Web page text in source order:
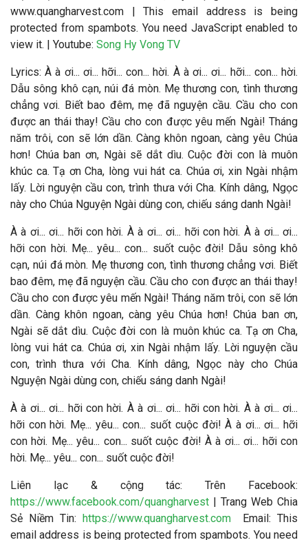
www.quangharvest.com |This email address is being
protected from spambots. You need JavaScript enabled to
view it. | Youtube: Song Hy Vong TV
Lyrics: À à ơi... ơi... hỡi... con... hời. À à ơi... ơi... hỡi... con... hời.
Dẫu sông khô cạn, núi đá mòn. Mẹ thương con, tình thương
chẳng vơi. Biết bao đêm, mẹ đã nguyện cầu. Cầu cho con
được an thái thay! Cầu cho con được yêu mến Ngài! Tháng
năm trôi, con sẽ lớn dần. Càng khôn ngoan, càng yêu Chúa
hơn! Chúa ban ơn, Ngài sẽ dắt dìu. Cuộc đời con là muôn
khúc ca. Tạ ơn Cha, lòng vui hát ca. Chúa ơi, xin Ngài nhậm
lấy. Lời nguyện cầu con, trình thưa với Cha. Kính dâng, Ngọc
này cho Chúa Nguyện Ngài dùng con, chiếu sáng danh Ngài!
À à ơi... ơi... hỡi con hời. À à ơi... ơi... hỡi con hời. À à ơi... ơi...
hỡi con hời. Mẹ... yêu... con... suốt cuộc đời! Dẫu sông khô
cạn, núi đá mòn. Mẹ thương con, tình thương chẳng vơi. Biết
bao đêm, mẹ đã nguyện cầu. Cầu cho con được an thái thay!
Cầu cho con được yêu mến Ngài! Tháng năm trôi, con sẽ lớn
dần. Càng khôn ngoan, càng yêu Chúa hơn! Chúa ban ơn,
Ngài sẽ dắt dìu. Cuộc đời con là muôn khúc ca. Tạ ơn Cha,
lòng vui hát ca. Chúa ơi, xin Ngài nhậm lấy. Lời nguyện cầu
con, trình thưa với Cha. Kính dâng, Ngọc này cho Chúa
Nguyện Ngài dùng con, chiếu sáng danh Ngài!
À à ơi... ơi... hỡi con hời. À à ơi... ơi... hỡi con hời. À à ơi... ơi...
hỡi con hời. Mẹ... yêu... con... suốt cuộc đời! À à ơi... ơi... hỡi
con hời. Mẹ... yêu... con... suốt cuộc đời! À à ơi... ơi... hỡi con
hời. Mẹ... yêu... con... suốt cuộc đời!
Liên lạc & cộng tác: Trên Facebook:
https://www.facebook.com/quangharvest | Trang Web Chia
Sẻ Niềm Tin: https://www.quangharvest.comEmail: This
email address is being protected from spambots. You need